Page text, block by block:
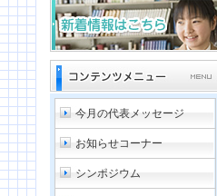
今月の代表メッセージ
お知らせコーナー
シンポジウム